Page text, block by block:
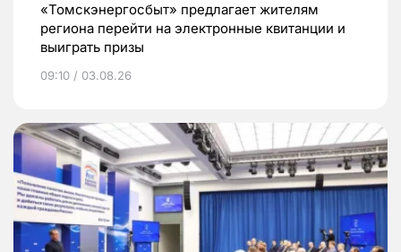
«Томскэнергосбыт» предлагает жителям
региона перейти на электронные квитанции и
выиграть призы
09:10 / 03.08.26